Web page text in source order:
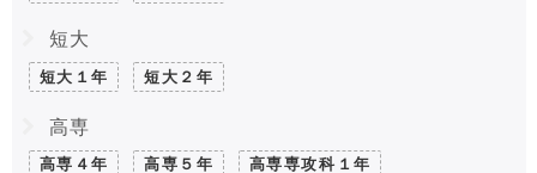
短大
短大１年 短大２年
高専
高専４年 高専５年
高専専攻科１年